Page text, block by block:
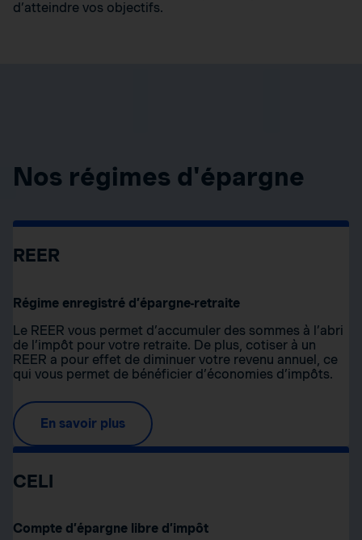
d’atteindre vos objectifs.
Nos régimes d'épargne
REER
Régime enregistré d’épargne-retraite
Le REER vous permet d’accumuler des sommes à l’abri
de l’impôt pour votre retraite. De plus, cotiser à un
REER a pour effet de diminuer votre revenu annuel, ce
qui vous permet de bénéficier d’économies d’impôts.
En savoir plus
CELI
Compte d’épargne libre d’impôt